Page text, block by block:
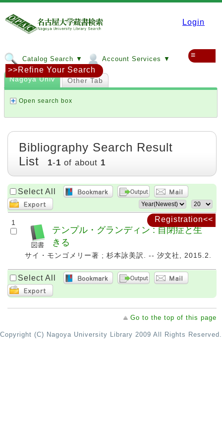
Login
Catalog Search ▼ Account Services ▼ ≡
Registration<<
Nagoya Univ Other Tab
Open search box
>>Refine Your Search
Bibliography Search Result
List
1-1 of about 1
Select All
1
テンプル・グランディン : 自閉症と生
きる
サイ・モンゴメリー著 ; 杉本詠美訳. -- 汐文社, 2015.2.
Select All
Go to the top of this page
Copyright (C) Nagoya University Library 2009 All Rights Reserved.